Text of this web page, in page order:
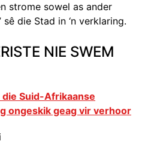
strome sowel as ander
die Stad in ‘n verklaring.
NIE SWEM
Suid-Afrikaanse
ongeskik geag vir verhoor